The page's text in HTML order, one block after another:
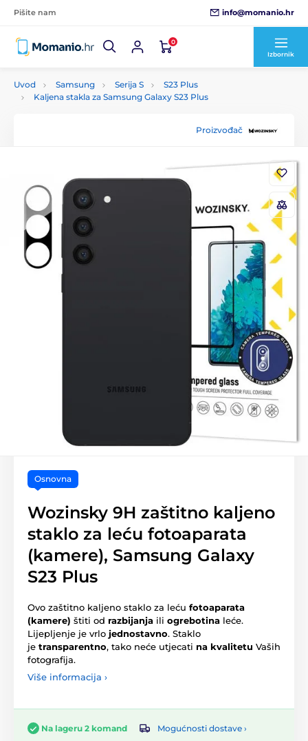
Pišite nam info@momanio.hr
0
Izbornik
Uvod Samsung Serija S
S23 Plus
Kaljena stakla za Samsung Galaxy S23 Plus
Proizvođač
Osnovna
Wozinsky 9H zaštitno kaljeno
staklo za leću fotoaparata
(kamere), Samsung Galaxy
S23 Plus
Ovo zaštitno kaljeno staklo za leću fotoaparata
(kamere) štiti od razbijanja ili ogrebotina leće.
Lijepljenje je vrlo jednostavno. Staklo
je transparentno, tako neće utjecati na kvalitetu Vaših
fotografija.
Više informacija ›
Na lageru 2 komand
Mogućnosti dostave ›